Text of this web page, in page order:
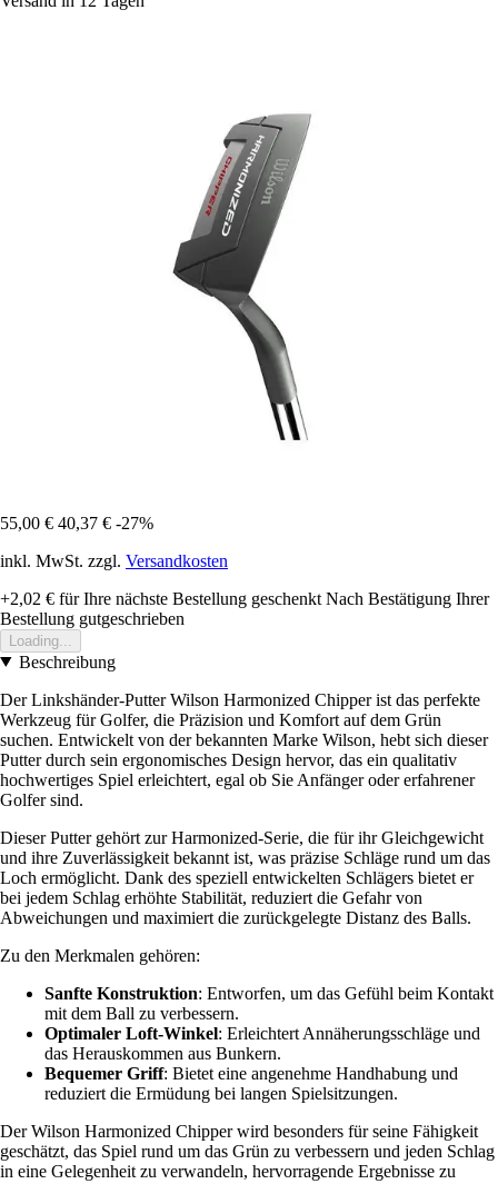
55,00 € 40,37 € -27%
inkl. MwSt. zzgl. Versandkosten
+2,02 € für Ihre nächste Bestellung geschenkt Nach Bestätigung Ihrer
Bestellung gutgeschrieben
Loading...
Beschreibung
Der Linkshänder-Putter Wilson Harmonized Chipper ist das perfekte
Werkzeug für Golfer, die Präzision und Komfort auf dem Grün
suchen. Entwickelt von der bekannten Marke Wilson, hebt sich dieser
Putter durch sein ergonomisches Design hervor, das ein qualitativ
hochwertiges Spiel erleichtert, egal ob Sie Anfänger oder erfahrener
Golfer sind.
Dieser Putter gehört zur Harmonized-Serie, die für ihr Gleichgewicht
und ihre Zuverlässigkeit bekannt ist, was präzise Schläge rund um das
Loch ermöglicht. Dank des speziell entwickelten Schlägers bietet er
bei jedem Schlag erhöhte Stabilität, reduziert die Gefahr von
Abweichungen und maximiert die zurückgelegte Distanz des Balls.
Zu den Merkmalen gehören:
Sanfte Konstruktion: Entworfen, um das Gefühl beim Kontakt
mit dem Ball zu verbessern.
Optimaler Loft-Winkel: Erleichtert Annäherungsschläge und
das Herauskommen aus Bunkern.
Bequemer Griff: Bietet eine angenehme Handhabung und
reduziert die Ermüdung bei langen Spielsitzungen.
Der Wilson Harmonized Chipper wird besonders für seine Fähigkeit
geschätzt, das Spiel rund um das Grün zu verbessern und jeden Schlag
in eine Gelegenheit zu verwandeln, hervorragende Ergebnisse zu